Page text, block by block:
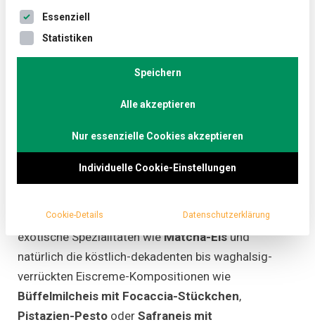
gegenseitig mit verrückten, köstlichen Eiscreme-
Kreationen übertroffen. Lebensmittelmagazin.de
hat ein paar probiert.
37 Berliner Eisdielen von Schlachtensee bis Karow
präsentierten während derIce Cream Week
stehen die OrganisationenTrue Italianund
sollen über ihre Stamm-Eisdiele hinaus das
Dulce de Lèche Cassata Siciliana,
exotische Spezialitäten wieMatcha-Eisund
natürlich die köstlich-dekadenten bis waghalsig-
verrückten Eiscreme-Kompositionen wie
Büffelmilcheis mit Focaccia-Stückchen,
Pistazien-Pesto oder Safraneis mit
Es folgt eine Liste der Service-Gruppen, für die eine
Essenziell
Statistiken
Speichern
Alle akzeptieren
Nur essenzielle Cookies akzeptieren
Individuelle Cookie-Einstellungen
Cookie-Details Datenschutzerklärung